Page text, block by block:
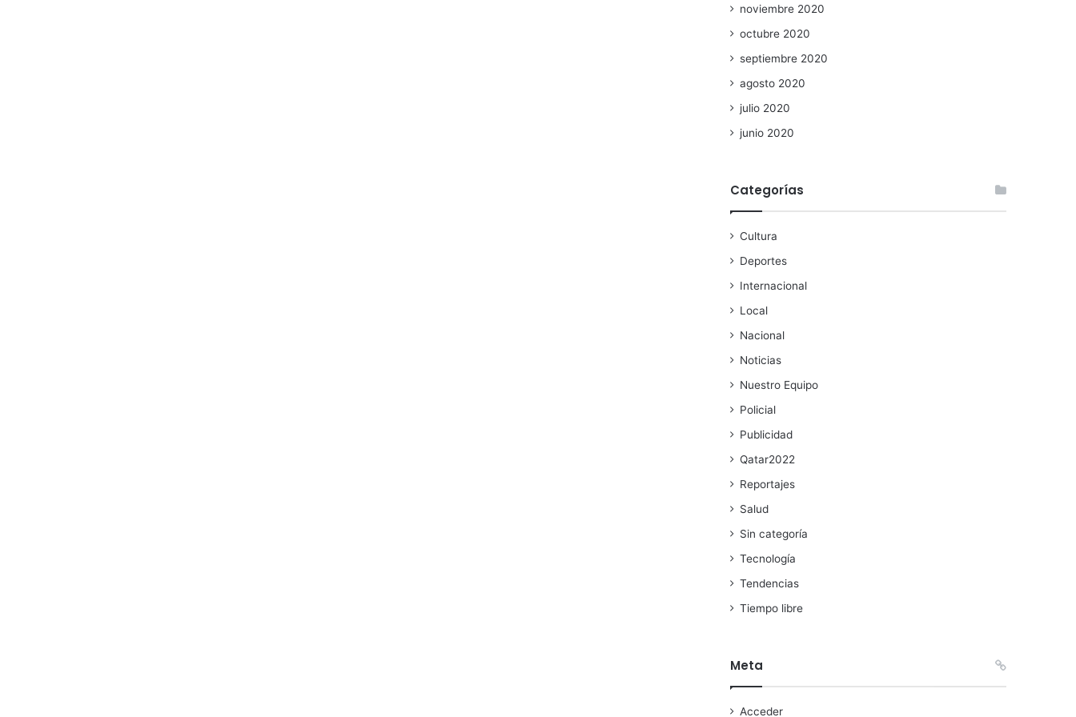
noviembre 2020
octubre 2020
septiembre 2020
agosto 2020
julio 2020
junio 2020
Categorías
Cultura
Deportes
Internacional
Local
Nacional
Noticias
Nuestro Equipo
Policial
Publicidad
Qatar2022
Reportajes
Salud
Sin categoría
Tecnología
Tendencias
Tiempo libre
Meta
Acceder